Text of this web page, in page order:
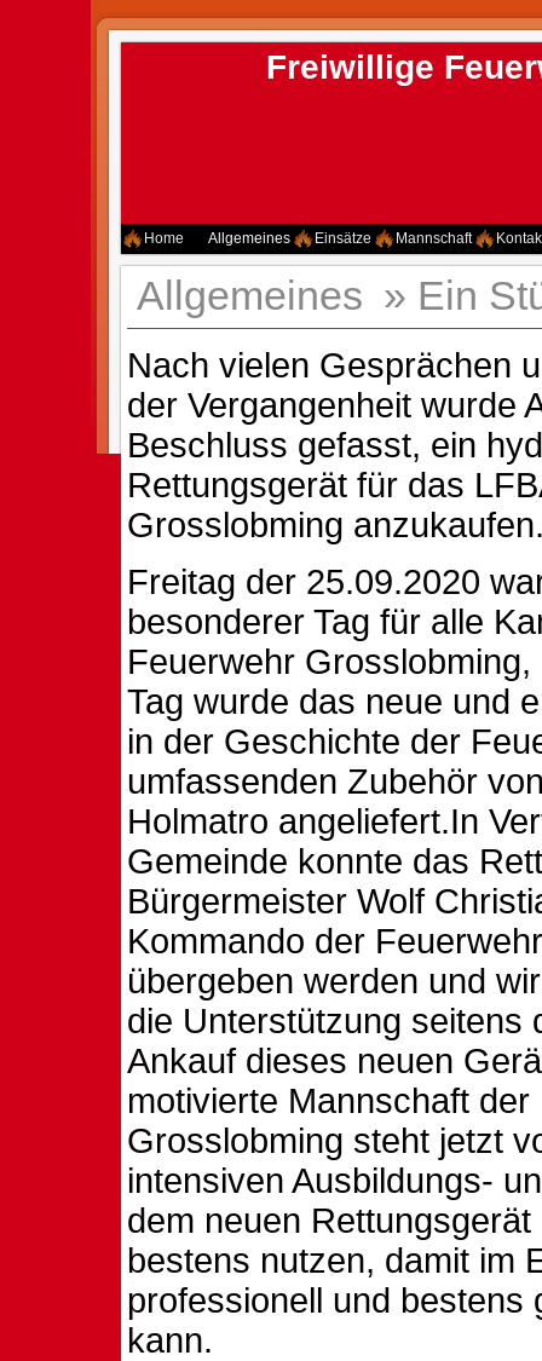
Freiwillige
Home Allgemeines Einsätze Mannschaft
Allgemeines » Ein
Nach vielen Gesprächen
der Vergangenheit wurde
Beschluss gefasst, ein
Rettungsgerät für das
Grosslobming
Freitag der 25.09.2020
besonderer Tag für alle
Feuerwehr
Tag wurde das neue und
in der Geschichte der
umfassenden Zubehör
Holmatro angeliefert.In
Gemeinde konnte das
Bürgermeister Wolf
Kommando der
übergeben werden und
die Unterstützung seitens
Ankauf dieses neuen
motivierte Mannschaft
Grosslobming steht jetzt
intensiven Ausbildungs-
dem neuen
bestens nutzen, damit im
professionell und bestens
kann.